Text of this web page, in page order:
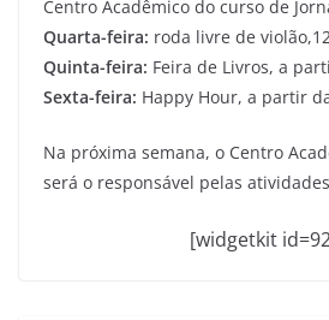
Centro Acadêmico do curso de
Quarta-feira: roda livre de
Quinta-feira: Feira de Livros, a
Sexta-feira: Happy Hour, a partir
Na próxima semana, o Centro
será o responsável pelas
[widgetkit